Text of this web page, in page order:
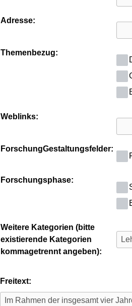
Adresse:
Themenbezug:
Weblinks:
ForschungGestaltungsfelder:
Forschungsphase:
Weitere Kategorien (bitte
existierende Kategorien
kommagetrennt angeben):
Freitext: